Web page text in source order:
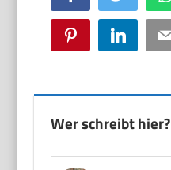
Pinterest LinkedIn
Wer schreibt hier?